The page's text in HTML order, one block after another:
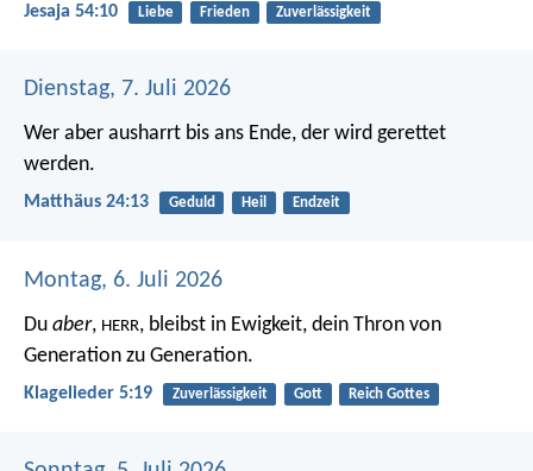
Jesaja 54:10 Liebe Frieden Zuverlässigkeit
Dienstag, 7. Juli 2026
Wer aber ausharrt bis ans Ende, der wird gerettet
werden.
Matthäus 24:13 Geduld Heil Endzeit
Montag, 6. Juli 2026
Du aber, HERR, bleibst in Ewigkeit, dein Thron von
Generation zu Generation.
Klagelieder 5:19 Zuverlässigkeit Gott Reich Gottes